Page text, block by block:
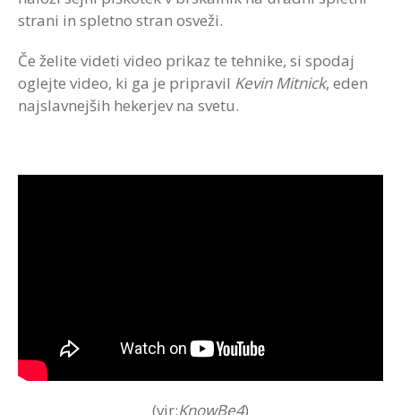
strani in spletno stran osveži.
Če želite videti video prikaz te tehnike, si spodaj
oglejte video, ki ga je pripravil Kevin Mitnick, eden
najslavnejših hekerjev na svetu.
(vir:KnowBe4)